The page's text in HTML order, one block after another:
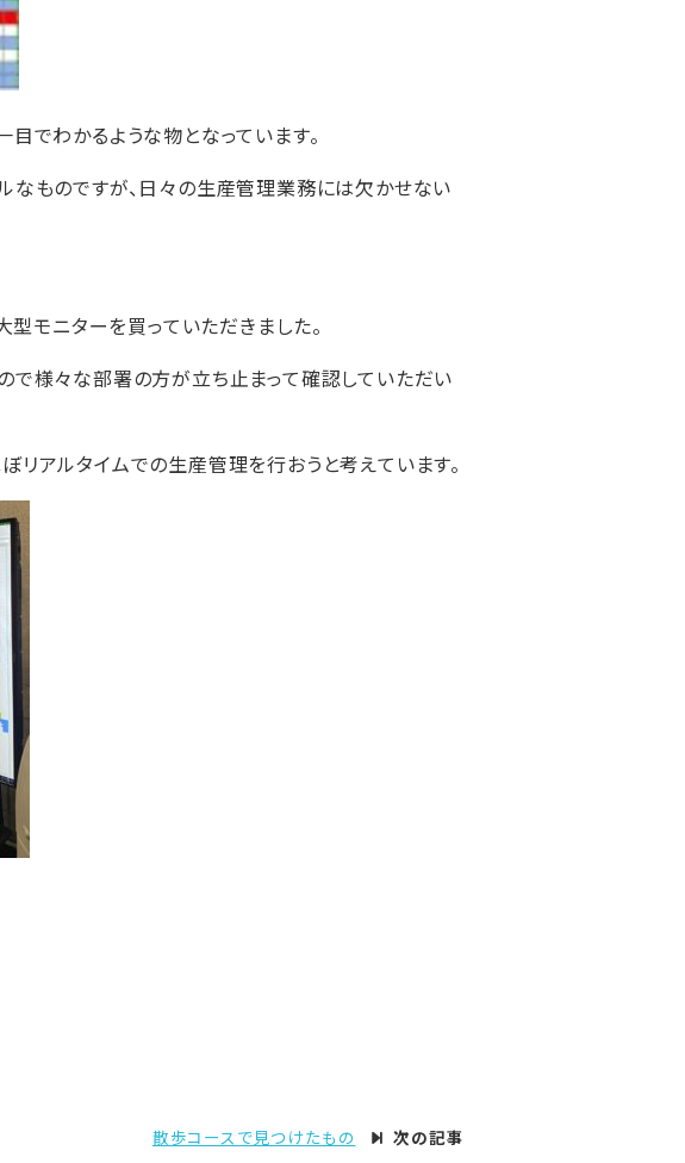
でわかるような物となっています。
なものですが、日々の生産管理業務には欠かせない
型モニターを買っていただきました。
で様々な部署の方が立ち止まって確認していただい
アルタイムでの生産管理を行おうと考えています。
次の記事
散歩コースで見つけたもの